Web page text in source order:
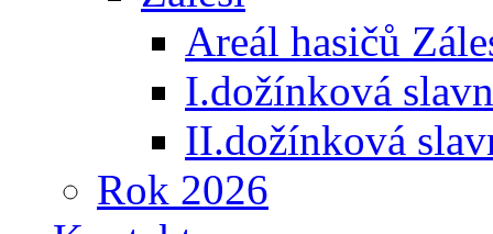
Areál hasičů
I.dožínková
II.dožínková
Rok 2026